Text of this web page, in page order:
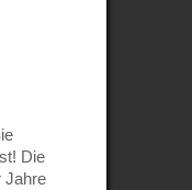
Die
Jahre